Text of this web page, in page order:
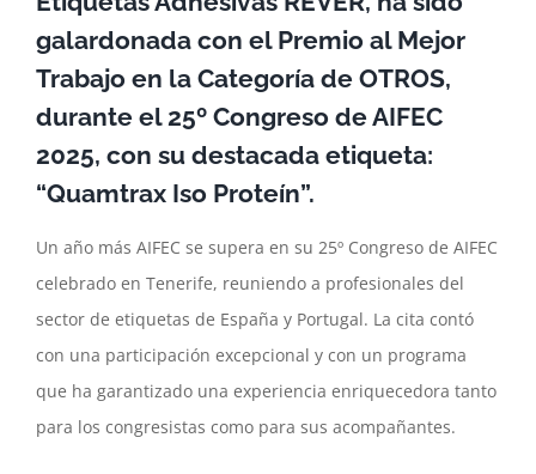
galardonada con el Premio al Mejor
Trabajo en la Categoría de OTROS,
durante el 25º Congreso de AIFEC
2025, con su destacada etiqueta:
“Quamtrax Iso Proteín”.
Un año más AIFEC se supera en su 25º Congreso de AIFEC
celebrado en Tenerife, reuniendo a profesionales del
sector de etiquetas de España y Portugal. La cita contó
con una participación excepcional y con un programa
que ha garantizado una experiencia enriquecedora tanto
para los congresistas como para sus acompañantes.